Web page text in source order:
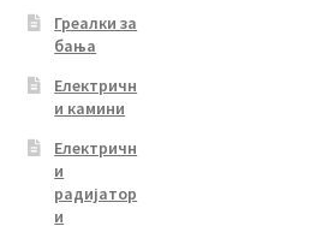
Греалки за
бања
Електричн
и камини
Електричн
и
радијатор
и